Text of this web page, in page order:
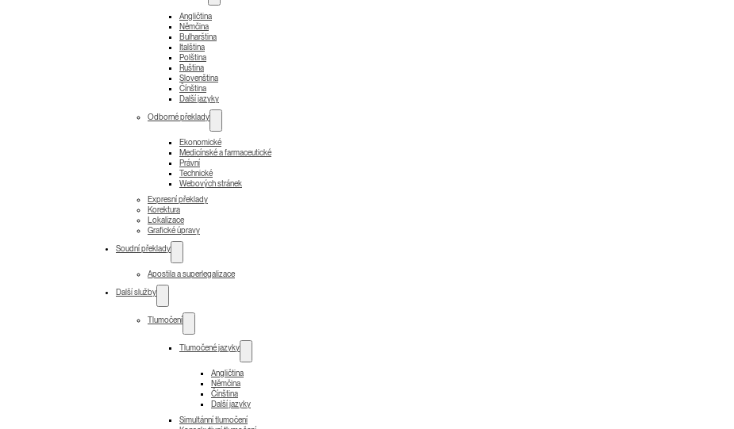
Angličtina
Němčina
Bulharština
Italština
Polština
Ruština
Slovenština
Čínština
Další jazyky
Odborné překlady
Ekonomické
Medicínské a farmaceutické
Právní
Technické
Webových stránek
Expresní překlady
Korektura
Lokalizace
Grafické úpravy
Soudní překlady
Apostila a superlegalizace
Další služby
Tlumočení
Tlumočené jazyky
Angličtina
Němčina
Čínština
Další jazyky
Simultánní tlumočení